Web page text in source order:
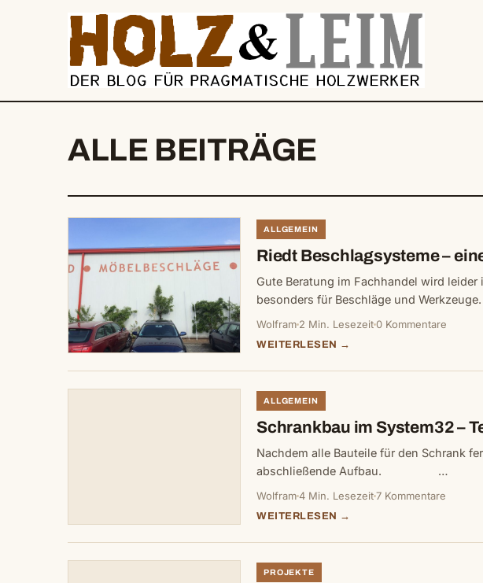
ALLE BEITRÄGE
ALLGEMEIN
Riedt Beschlagsysteme –
Gute Beratung im Fachhandel wird
besonders für Beschläge und
Wolfram 2 Min. Lesezeit0 Kommentare
WEITERLESEN →
ALLGEMEIN
Schrankbau im System32 –
Nachdem alle Bauteile für den Schrank
abschließende Aufbau. …
Wolfram4 Min. Lesezeit7 Kommentare
WEITERLESEN →
PROJEKTE